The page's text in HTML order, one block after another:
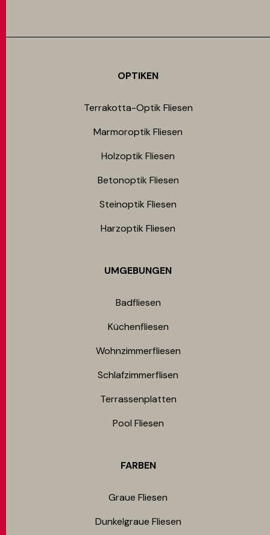
OPTIKEN
Terrakotta-Optik Fliesen
Marmoroptik Fliesen
Holzoptik Fliesen
Betonoptik Fliesen
Steinoptik Fliesen
Harzoptik Fliesen
UMGEBUNGEN
Badfliesen
Küchenfliesen
Wohnzimmerfliesen
Schlafzimmerflisen
Terrassenplatten
Pool Fliesen
FARBEN
Graue Fliesen
Dunkelgraue Fliesen